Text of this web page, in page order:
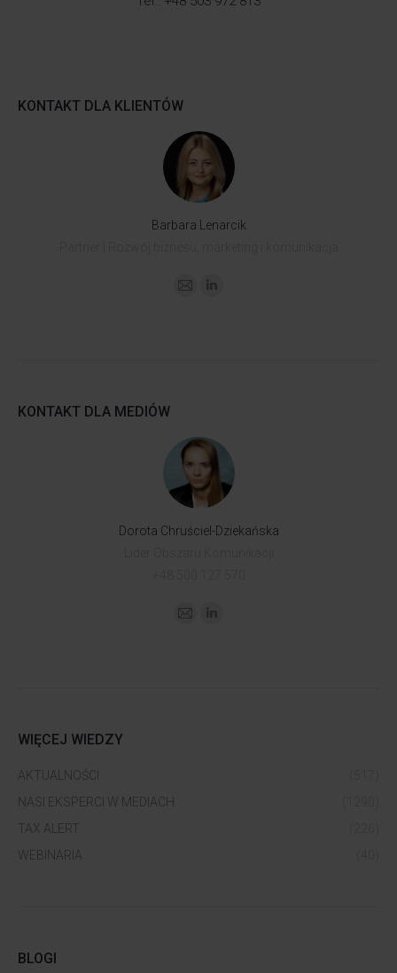
KONTAKT DLA KLIENTÓW
Barbara Lenarcik
KONTAKT DLA MEDIÓW
Dorota Chruściel-Dziekańska
WIĘCEJ WIEDZY
AKTUALNOŚCI
NASI EKSPERCI W MEDIACH
TAX ALERT
WEBINARIA
BLOGI